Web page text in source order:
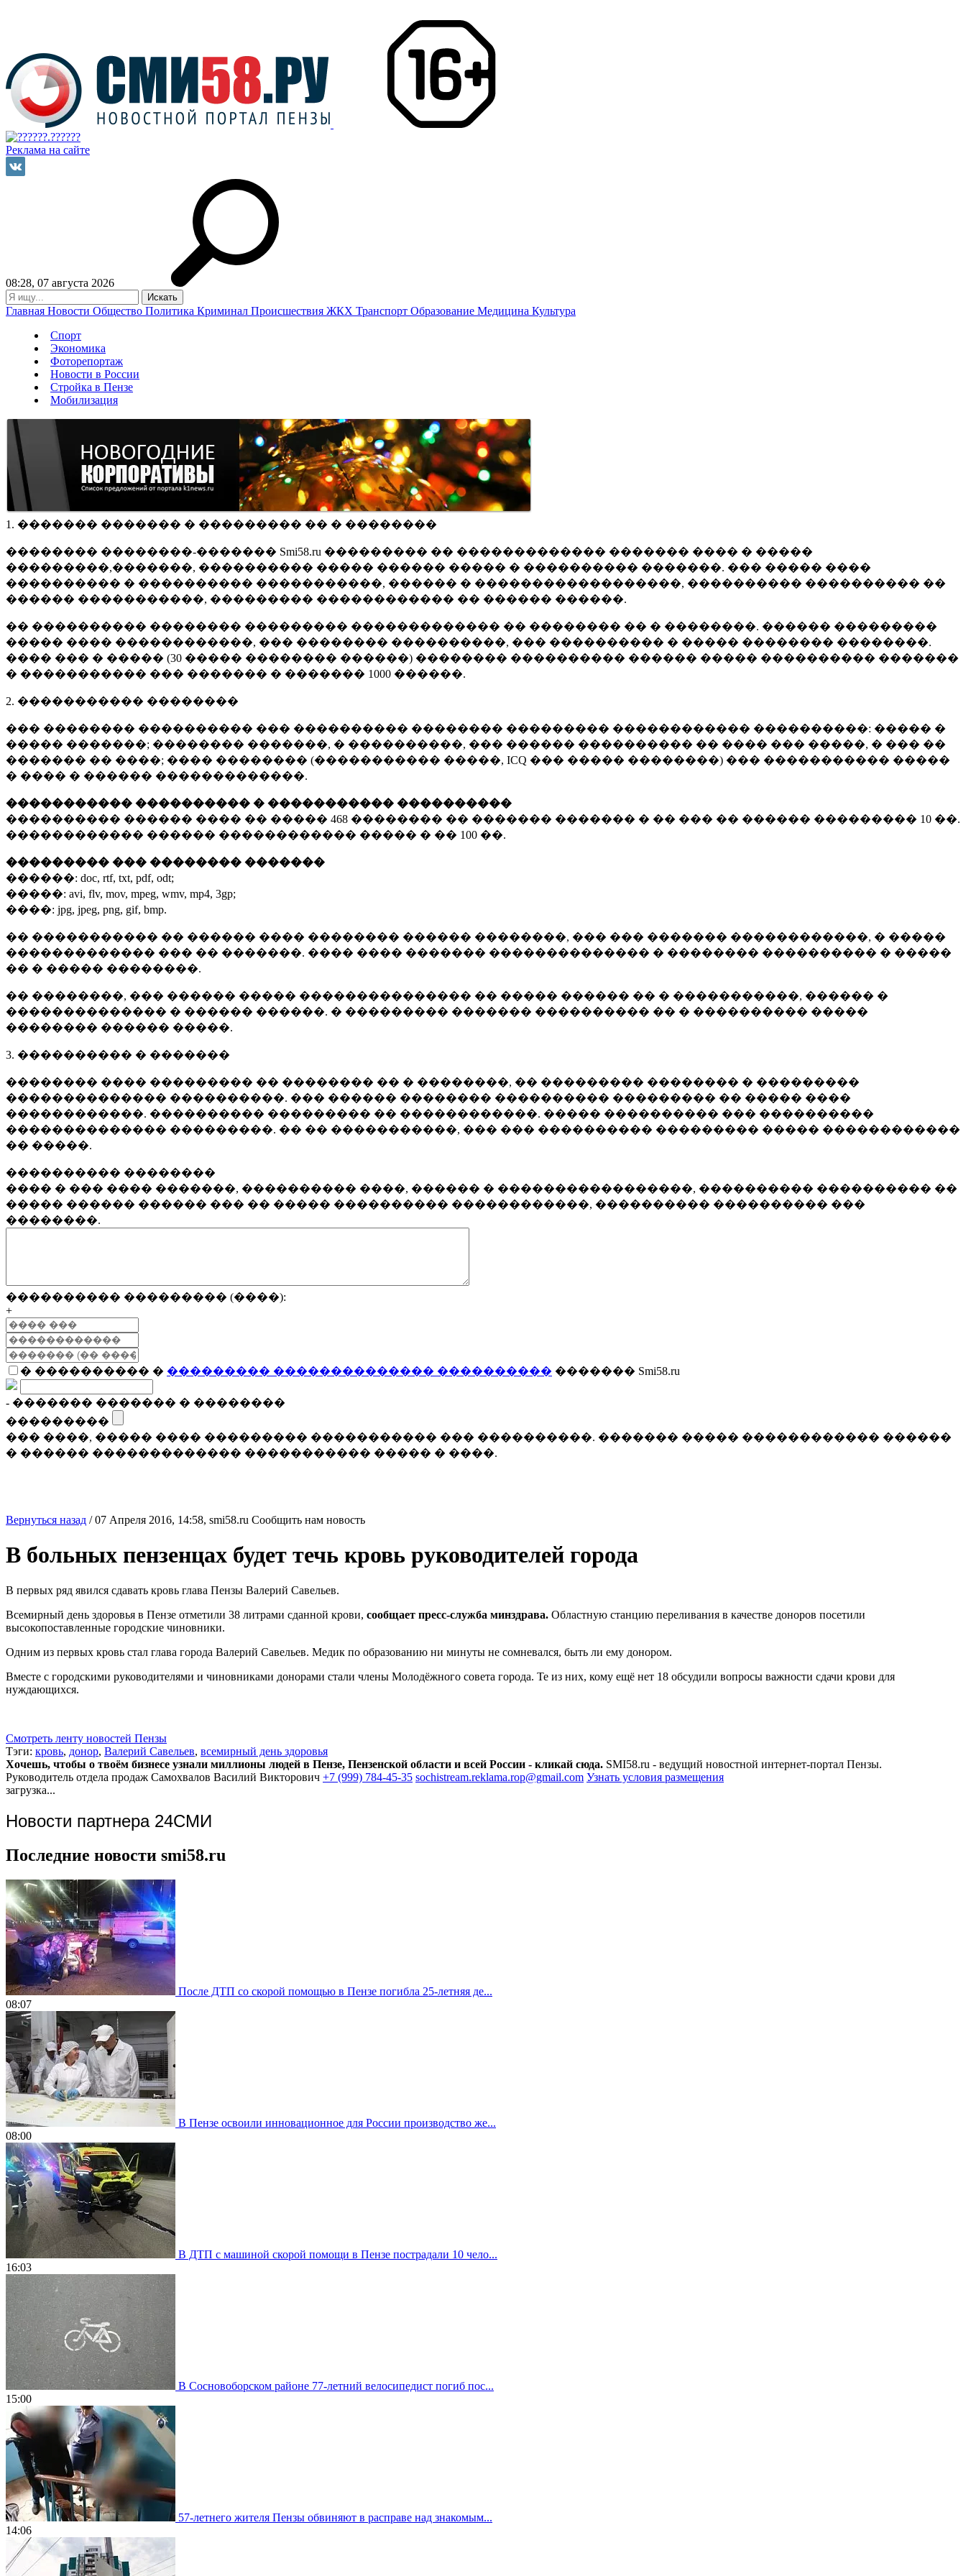
Реклама на сайте
08:28, 07 августа 2026
Главная Новости Общество Политика Криминал Происшествия ЖКХ Транспорт Образование Медицина Культура
Спорт
Экономика
Фоторепортаж
Новости в России
Стройка в Пензе
Мобилизация
1. ������� ������� � ��������� �� � ��������
�������� ��������-������� Smi58.ru ��������� �� ������������� ������� ���� � �����
���������,�������, ���������� ����� ������ ����� � ���������� �������. ��� ����� ����
���������� � ���������� �����������, ������ � ������������������, ���������� ���������� ��
������ �����������, ��������� ������������ �� ������ ������.
�� ���������� �������� ��������� ������������� �� �������� �� � ��������. ������ ���������
����� ���� ������������, ��� �������� ����������, ��� ���������� � ����� �������� ��������.
���� ��� � ����� (30 ����� �������� ������) �������� ���������� ������ ����� ���������� �������
� ����������� ��� ������� � ������� 1000 ������.
2. ����������� ��������
��� �������� ���������� ��� ���������� �������� ��������� ������������ ����������: ����� �
����� �������; �������� �������, � ����������, ��� ������ ���������� �� ���� ��� �����, � ��� ��
������� �� ����; ���� �������� (����������� �����, ICQ ��� ����� ��������) ��� ����������� �����
� ���� � ������ �������������.
����������� ���������� � ����������� ����������
���������� ������ ���� �� ����� 468 �������� �� ������� ������� � �� ��� �� ������ ��������� 10 ��.
������������ ������ ������������ ����� � �� 100 ��.
��������� ��� �������� �������
������: doc, rtf, txt, pdf, odt;
�����: avi, flv, mov, mpeg, wmv, mp4, 3gp;
����: jpg, jpeg, png, gif, bmp.
�� ����������� �� ������ ���� �������� ������ ��������, ��� ��� ������� ������������, � �����
������������� ��� �� �������. ���� ���� ������� �������������� � �������� ���������� � �����
�� � ����� ��������.
�� ��������, ��� ������ ����� ��������������� �� ����� ������ �� � �����������, ������ �
�������������� � ������ ������. � ��������� ������� ���������� �� � ���������� �����
�������� ������ �����.
3. ���������� � �������
�������� ���� ��������� �� �������� �� � ��������, �� ��������� �������� � ���������
�������������� ����������. ��� ������ �������� ���������� ��������� �� ����� ����
������������. ���������� ��������� �� ������������. ����� ���������� ��� ����������
�������������� ���������. �� �� �����������, ��� ��� ���������� ��������� ����� ������������
�� �����.
���������� ��������
���� � ��� ���� �������, ���������� ����, ������ � �����������������, ���������� ���������� ��
����� ������ ������ ��� �� ����� ���������� ������������, ���������� ���������� ���
��������.
���������� ��������� (����):
+
� ���������� � ��������� �������������� ���������� ������� Smi58.ru
- ������� ������� � ��������
���������
��� ����, ����� ���� ��������� ����������� ��� ����������. ������� ����� ������������ ������
� ������ ������������� ����������� ����� � ����.
Вернуться назад /07 Апреля 2016, 14:58, smi58.ru Сообщить нам новость
В больных пензенцах будет течь кровь руководителей города
В первых ряд явился сдавать кровь глава Пензы Валерий Савельев.
Всемирный день здоровья в Пензе отметили 38 литрами сданной крови, сообщает пресс-служба минздрава. Областную станцию переливания в качестве доноров посетили
высокопоставленные городские чиновники.
Одним из первых кровь стал глава города Валерий Савельев. Медик по образованию ни минуты не сомневался, быть ли ему донором.
Вместе с городскими руководителями и чиновниками донорами стали члены Молодёжного совета города. Те из них, кому ещё нет 18 обсудили вопросы важности сдачи крови для
нуждающихся.
Смотреть ленту новостей Пензы
Тэги: кровь, донор, Валерий Савельев, всемирный день здоровья
Хочешь, чтобы о твоём бизнесе узнали миллионы людей в Пензе, Пензенской области и всей России - кликай сюда. SMI58.ru - ведущий новостной интернет-портал Пензы.
Руководитель отдела продаж Самохвалов Василий Викторович +7 (999) 784-45-35 sochistream.reklama.rop@gmail.com Узнать условия размещения
загрузка...
Новости партнера 24СМИ
Последние новости smi58.ru
После ДТП со скорой помощью в Пензе погибла 25-летняя де...
08:07
В Пензе освоили инновационное для России производство же...
08:00
В ДТП с машиной скорой помощи в Пензе пострадали 10 чело...
16:03
В Сосновоборском районе 77-летний велосипедист погиб пос...
15:00
57-летнего жителя Пензы обвиняют в расправе над знакомым...
14:06